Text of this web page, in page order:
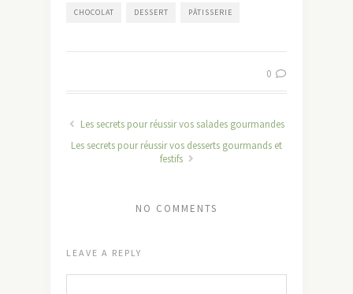
CHOCOLAT DESSERT PÂTISSERIE
0
Les secrets pour réussir vos salades gourmandes
Les secrets pour réussir vos desserts gourmands et
festifs
NO COMMENTS
LEAVE A REPLY